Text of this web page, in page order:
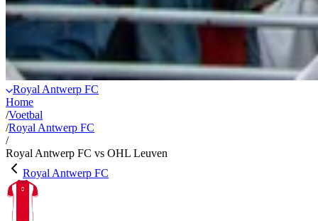
Royal Antwerp FC
Home
/Voetbal
/Royal Antwerp FC
/
Royal Antwerp FC vs OHL Leuven
Royal Antwerp FC